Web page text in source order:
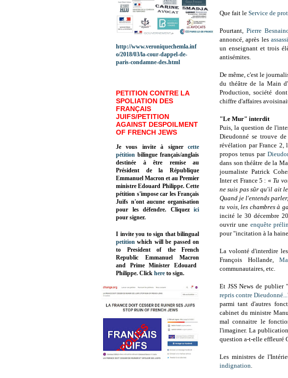
Que fait le Service de
Pourtant, Pierre
annoncé, après les
un enseignant et trois
antisémites.
De même, c'est le
du théâtre de la Main
Production, société
chiffre d'affaires
"Le Mur" interdit
Puis, la question de
Dieudonné se trouve
révélation par France 2,
propos tenus par
dans son théâtre de la
journaliste Patrick
Inter et France 5 : « Tu
ne suis pas sûr qu'il ait
Quand je l'entends
tu vois, les chambres à
incité le 30 décembre
ouvrir une enquête
pour "incitation à la
La volonté d'interdire
François Hollande,
communautaires, etc.
Et JSS News de publier "
repris contre Dieudonné...
parmi tant d'autres
cabinet du ministre
mal connaitre le
l'imaginer. La
question a-t-elle effleuré
Les ministres de
indignation.
http://www.veroniquechemla.inf
o/2018/03/la-cour-dappel-de-
paris-condamne-des.html
PETITION CONTRE LA
SPOLIATION DES
FRANÇAIS
JUIFS/PETITION
AGAINST DESPOILMENT
OF FRENCH JEWS
Je vous invite à signer cette
pétition bilingue français/anglais
destinée à être remise au
Président de la République
Emmanuel Macron et au Premier
ministre Edouard Philippe. Cette
pétition s'impose car les Français
Juifs n'ont aucune organisation
pour les défendre. Cliquez
ici
pour signer.
I invite you to sign that bilingual
petition which will be passed on
to President of the French
Republic Emmanuel Macron
and Prime Minister Edouard
Philippe. Click here to sign.